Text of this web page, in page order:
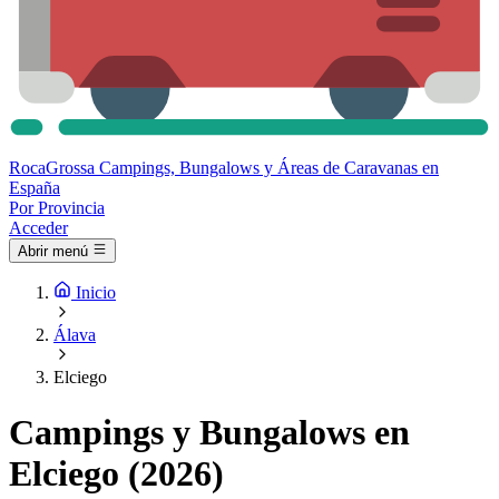
RocaGrossa Campings, Bungalows y Áreas de Caravanas en
España
Por Provincia
Acceder
Abrir menú
Inicio
Álava
Elciego
Campings y Bungalows en
Elciego (2026)